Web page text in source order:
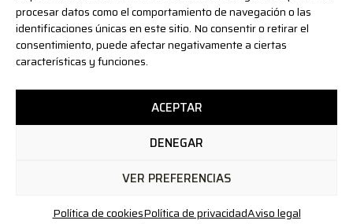
procesar datos como el comportamiento de navegación o las
identificaciones únicas en este sitio. No consentir o retirar el
consentimiento, puede afectar negativamente a ciertas
características y funciones.
ACEPTAR
DENEGAR
VER PREFERENCIAS
Política de cookiesPolítica de privacidadAviso legal